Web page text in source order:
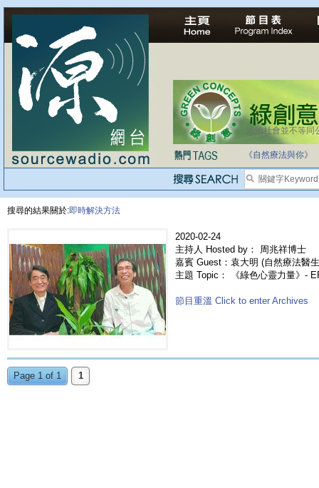
法治社會並不等同
《自然療法與你》
搜尋的結果關於:即時解決方法
2020-02-24
主持人 Hosted by： 周兆祥博士
嘉賓 Guest：袁大明 (自然療法醫
主題 Topic： 《綠色心靈力量》-
節目重溫 Click to enter Archives
Page 1 of 1 1